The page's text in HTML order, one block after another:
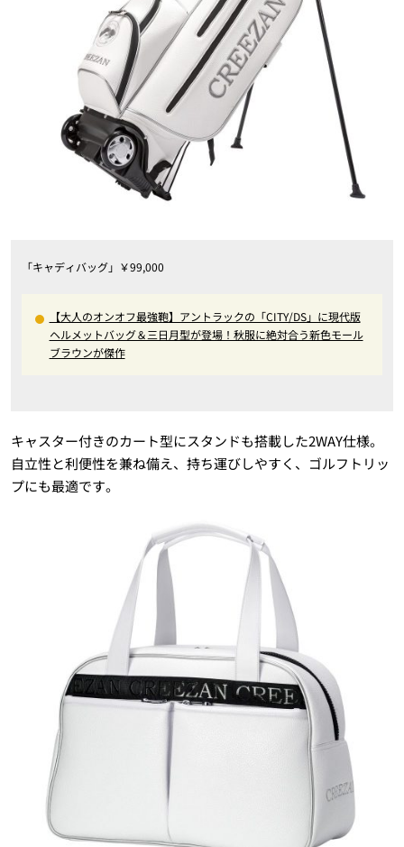
「キャディバッグ」￥99,000
【大人のオンオフ最強鞄】アントラックの「CITY/DS」に現代版
ヘルメットバッグ＆三日月型が登場！秋服に絶対合う新色モール
ブラウンが傑作
キャスター付きのカート型にスタンドも搭載した2WAY仕様。
自立性と利便性を兼ね備え、持ち運びしやすく、ゴルフトリッ
プにも最適です。